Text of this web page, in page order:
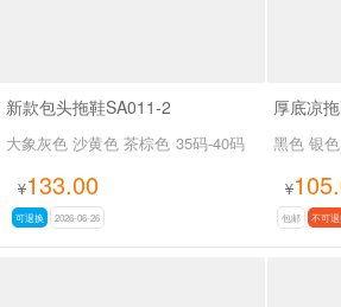
新款包头拖鞋SA011-2
大象灰色 沙黄色 茶棕色 35码-40码
¥133.00
可退换 2026-06-26
厚底凉
黑色 银色
¥
包邮 不可